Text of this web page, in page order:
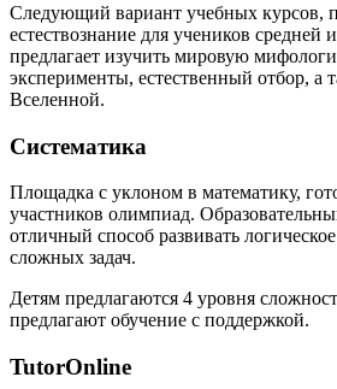
Следующий вариант учебных курсов,
естествознание для учеников
предлагает изучить мировую
эксперименты, естественный отбор, а
Вселенной.
Систематика
Площадка с уклоном в математику,
участников олимпиад.
отличный способ развивать
сложных задач.
Детям предлагаются 4 уровня
предлагают обучение с поддержкой.
TutorOnline